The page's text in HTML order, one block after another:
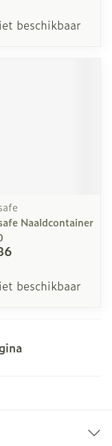
beschikbaar
Naaldcontainer
beschikbaar